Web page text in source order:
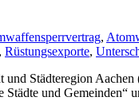
,
, Rüstungsexporte,
Städteregion
und